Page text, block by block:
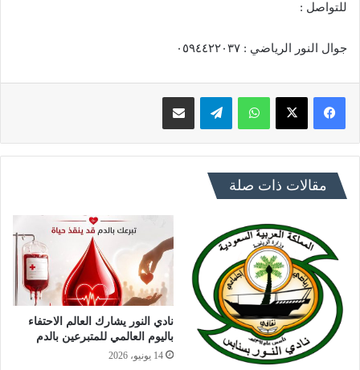
‏للتواصل ‬⁩:
جوال النور الرياضي : ٠٥٩٤٤٢٢٠٣٧
فيسبوك X واتساب تيلقرام
مقالات ذات صلة
نادي النور يشارك العالم الاحتفاء
باليوم العالمي للمتبرعين بالدم
14 يونيو، 2026